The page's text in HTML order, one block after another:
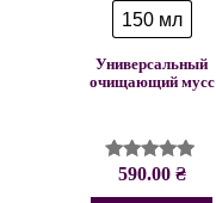
150 мл
Универсальный
очищающий мусс
Оценка
590.00 ₴